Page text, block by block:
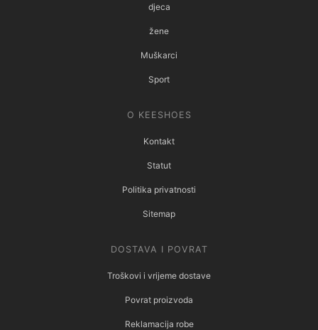
djeca
žene
Muškarci
Sport
O KEESHOES
Kontakt
Statut
Politika privatnosti
Sitemap
DOSTAVA I POVRAT
Troškovi i vrijeme dostave
Povrat proizvoda
Reklamacija robe